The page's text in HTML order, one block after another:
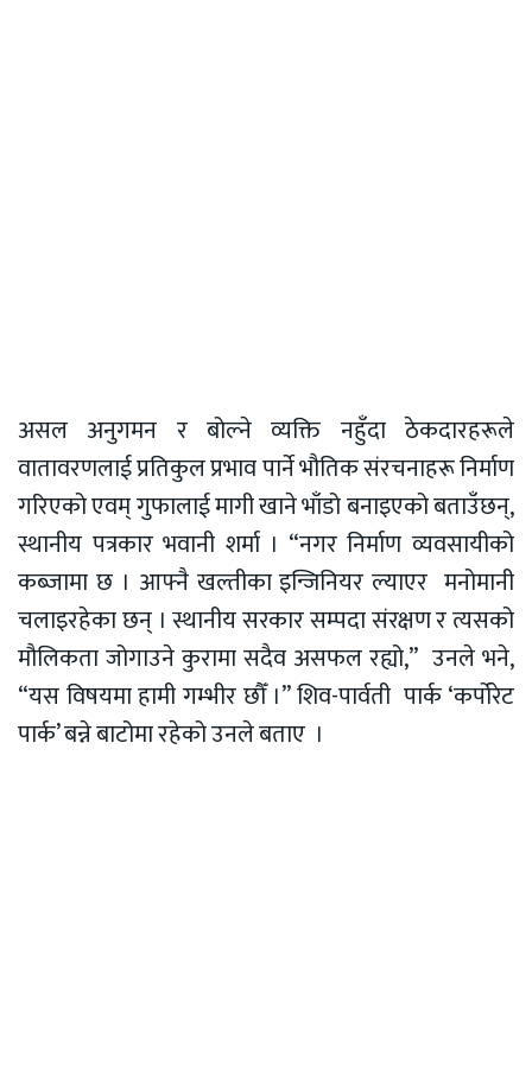
असल अनुगमन र बोल्ने व्यक्ति नहुँदा ठेकदारहरूले
वातावरणलाई प्रतिकुल प्रभाव पार्ने भौतिक संरचनाहरू निर्माण
गरिएको एवम् गुफालाई मागी खाने भाँडो बनाइएको बताउँछन्,
स्थानीय पत्रकार भवानी शर्मा । “नगर निर्माण व्यवसायीको
कब्जामा छ । आफ्नै खल्तीका इन्जिनियर ल्याएर मनोमानी
चलाइरहेका छन् । स्थानीय सरकार सम्पदा संरक्षण र त्यसको
मौलिकता जोगाउने कुरामा सदैव असफल रह्यो,” उनले भने,
“यस विषयमा हामी गम्भीर छौँ ।” शिव-पार्वती पार्क ‘कर्पोरेट
पार्क’ बन्ने बाटोमा रहेको उनले बताए ।